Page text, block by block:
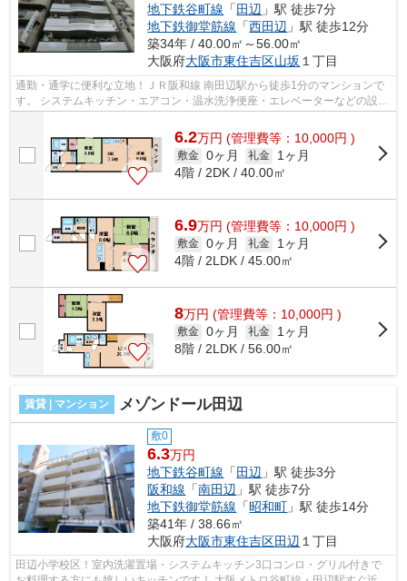
地下鉄谷町線 「 田辺 」駅 徒歩7分
地下鉄御堂筋線 「西田辺 」駅 徒歩12分
築34年 / 40.00㎡～56.00㎡
大阪府大阪市東住吉区山坂 １丁目
通勤・通学に便利な立地！ＪＲ阪和線 南田辺駅から徒歩1分のマンションで
す。 システムキッチン・エアコン・温水洗浄便座・エレベーターなどの設備
充実！田辺幼稚園が歩いてすぐなの...
6.2万円 (管理費等：10,000円 )
敷金 0ヶ月 礼金
1ヶ月
4階 / 2DK / 40.00㎡
6.9万円 (管理費等：10,000円 )
敷金 0ヶ月 礼金
1ヶ月
4階 / 2LDK / 45.00㎡
8万円 (管理費等：10,000円 )
敷金 0ヶ月 礼金
1ヶ月
8階 / 2LDK / 56.00㎡
賃貸 | マンション メゾンドール田辺
敷0
6.3万円
地下鉄谷町線 「田辺 」駅 徒歩3分
阪和線 「南田辺 」駅 徒歩7分
地下鉄御堂筋線 「昭和町 」駅 徒歩14分
築41年 / 38.66㎡
大阪府大阪市東住吉区田辺 １丁目
田辺小学校区！室内洗濯置場・システムキッチン3口コンロ・グリル付きで